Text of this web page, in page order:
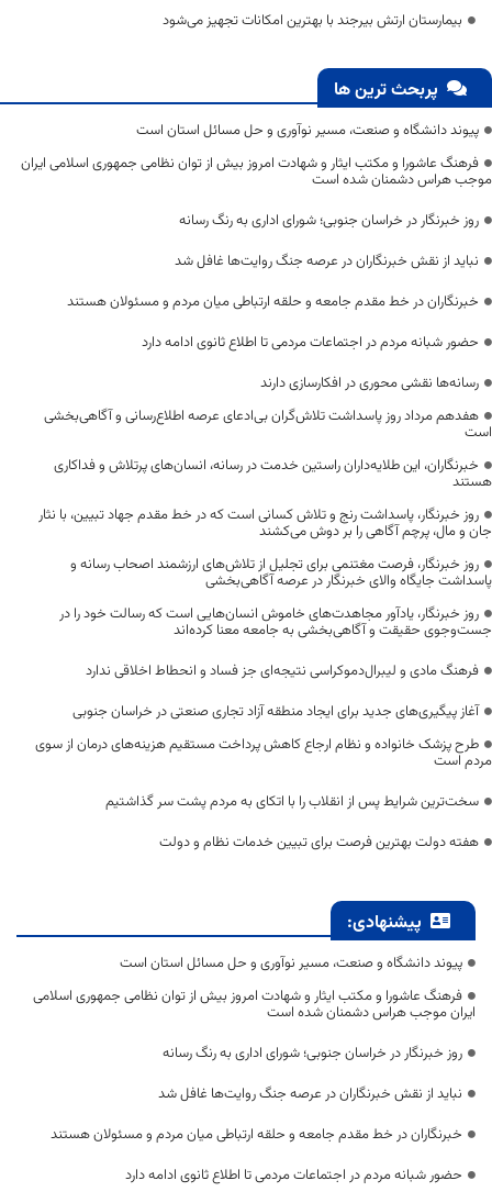
بیمارستان ارتش بیرجند با بهترین امکانات تجهیز می‌شود
پربحث ترین ها
پیوند دانشگاه و صنعت، مسیر نوآوری و حل مسائل استان است
فرهنگ عاشورا و مکتب ایثار و شهادت امروز بیش از توان نظامی جمهوری اسلامی ایران
موجب هراس دشمنان شده است
روز خبرنگار در خراسان جنوبی؛ شورای اداری به رنگ رسانه
نباید از نقش خبرنگاران در عرصه جنگ روایت‌ها غافل شد
خبرنگاران در خط مقدم جامعه و حلقه ارتباطی میان مردم و مسئولان هستند
حضور شبانه مردم در اجتماعات مردمی تا اطلاع ثانوی ادامه دارد
رسانه‌ها نقشی محوری در افکارسازی دارند
هفدهم مرداد روز پاسداشت تلاش‌گران بی‌ادعای عرصه اطلاع‌رسانی و آگاهی‌بخشی
است
خبرنگاران، این طلایه‌داران راستین خدمت در رسانه، انسان‌های پرتلاش و فداکاری
هستند
روز خبرنگار، پاسداشت رنج و تلاش کسانی است که در خط مقدم جهاد تبیین، با نثار
جان و مال، پرچم آگاهی را بر دوش می‌کشند
روز خبرنگار، فرصت مغتنمی برای تجلیل از تلاش‌های ارزشمند اصحاب رسانه و
پاسداشت جایگاه والای خبرنگار در عرصه آگاهی‌بخشی
روز خبرنگار، یادآور مجاهدت‌های خاموش انسان‌هایی است که رسالت خود را در
جست‌وجوی حقیقت و آگاهی‌بخشی به جامعه معنا کرده‌اند
فرهنگ مادی و لیبرال‌دموکراسی نتیجه‌ای جز فساد و انحطاط اخلاقی ندارد
آغاز پیگیری‌های جدید برای ایجاد منطقه آزاد تجاری صنعتی در خراسان جنوبی
طرح پزشک خانواده و نظام ارجاع کاهش پرداخت مستقیم هزینه‌های درمان از سوی
مردم است
سخت‌ترین شرایط پس از انقلاب را با اتکای به مردم پشت سر گذاشتیم
هفته دولت بهترین فرصت برای تبیین خدمات نظام و دولت
پیشنهادی:
پیوند دانشگاه و صنعت، مسیر نوآوری و حل مسائل استان است
فرهنگ عاشورا و مکتب ایثار و شهادت امروز بیش از توان نظامی جمهوری اسلامی
ایران موجب هراس دشمنان شده است
روز خبرنگار در خراسان جنوبی؛ شورای اداری به رنگ رسانه
نباید از نقش خبرنگاران در عرصه جنگ روایت‌ها غافل شد
خبرنگاران در خط مقدم جامعه و حلقه ارتباطی میان مردم و مسئولان هستند
حضور شبانه مردم در اجتماعات مردمی تا اطلاع ثانوی ادامه دارد